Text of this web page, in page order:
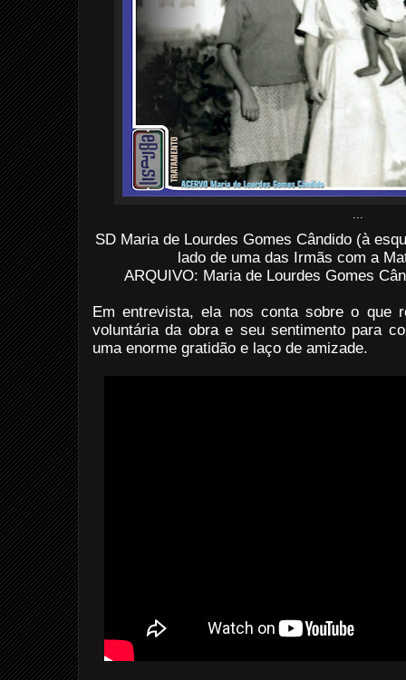
...
SD Maria de Lourdes Gomes Cândido (à
lado de uma das Irmãs com a
ARQUIVO: Maria de Lourdes Gomes
Em entrevista, ela nos conta sobre o que
voluntária da obra e seu sentimento para
uma enorme gratidão e laço de amizade.